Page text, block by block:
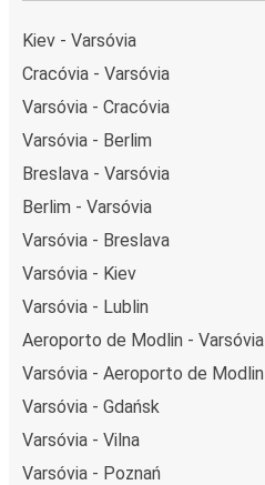
Kiev - Varsóvia
Cracóvia - Varsóvia
Varsóvia - Cracóvia
Varsóvia - Berlim
Breslava - Varsóvia
Berlim - Varsóvia
Varsóvia - Breslava
Varsóvia - Kiev
Varsóvia - Lublin
Aeroporto de Modlin - Varsóvia
Varsóvia - Aeroporto de Modlin
Varsóvia - Gdańsk
Varsóvia - Vilna
Varsóvia - Poznań